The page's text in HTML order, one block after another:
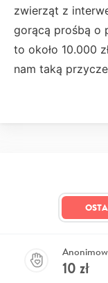
zwierząt z
gorącą prośbą o
to około 10.000
nam taką
10 zł